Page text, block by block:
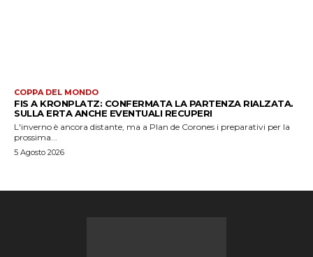
COPPA DEL MONDO
FIS A KRONPLATZ: CONFERMATA LA PARTENZA RIALZATA.
SULLA ERTA ANCHE EVENTUALI RECUPERI
L'inverno è ancora distante, ma a Plan de Corones i preparativi per la
prossima...
5 Agosto 2026